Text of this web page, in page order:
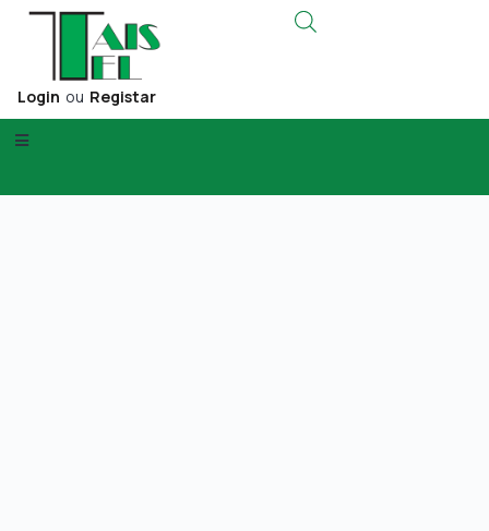
Login ou Registar